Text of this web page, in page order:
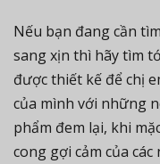
Nếu bạn đang cần
sang xịn thì hãy tìm
được thiết kế để chị
của mình với những
phẩm đem lại, khi
cong gợi cảm của